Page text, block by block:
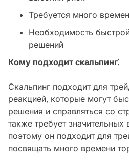
Требуется много
Необходимость
решений
Кому подходит скальпинг⁚
Скальпинг подходит для
реакцией‚ которые могут
решения и справляться со
также требует значительных
поэтому он подходит для
посвящать много времени